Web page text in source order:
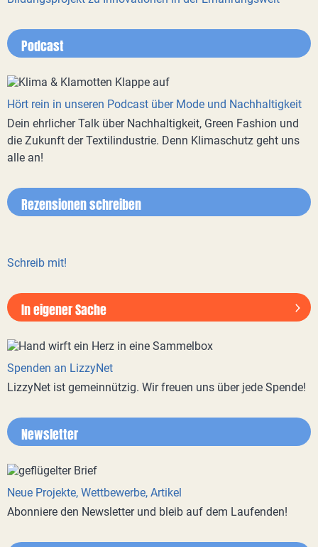
Podcast
Hört rein in unseren Podcast über Mode und Nachhaltigkeit
Dein ehrlicher Talk über Nachhaltigkeit, Green Fashion und
die Zukunft der Textilindustrie. Denn Klimaschutz geht uns
alle an!
Rezensionen schreiben
Schreib mit!
In eigener Sache
Spenden an LizzyNet
LizzyNet ist gemeinnützig. Wir freuen uns über jede Spende!
Newsletter
Neue Projekte, Wettbewerbe, Artikel
Abonniere den Newsletter und bleib auf dem Laufenden!